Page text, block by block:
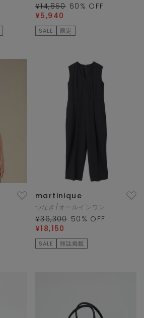
¥14,850 60 % OFF
¥5,940
SALE 限定
martinique
つなぎ/オールインワン
¥36,300 50 % OFF
¥18,150
SALE 雑誌掲載